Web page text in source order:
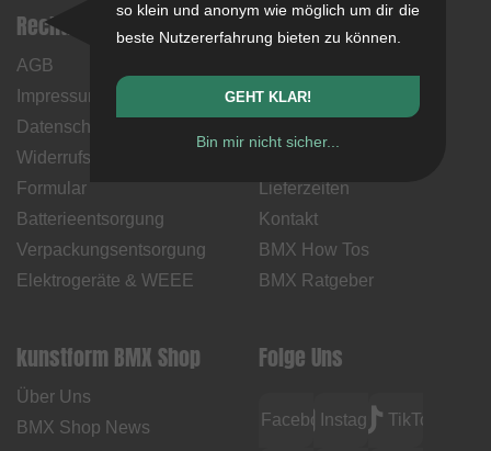
Rechtliche Hinweise
AGB
Impressum
Datenschutz
Widerrufsbelehrung &
Formular
Batterieentsorgung
Verpackungsentsorgung
Elektrogeräte & WEEE
Hilfe & Information
Zahlungsweisen
Lieferzeiten
Kontakt
BMX How Tos
BMX Ratgeber
kunstform BMX Shop
Über Uns
BMX Shop News
Folge Uns
FacebookInstagramTikTok
so klein und anonym wie möglich um dir die
beste Nutzererfahrung bieten zu können.
GEHT KLAR!
Bin mir nicht sicher...